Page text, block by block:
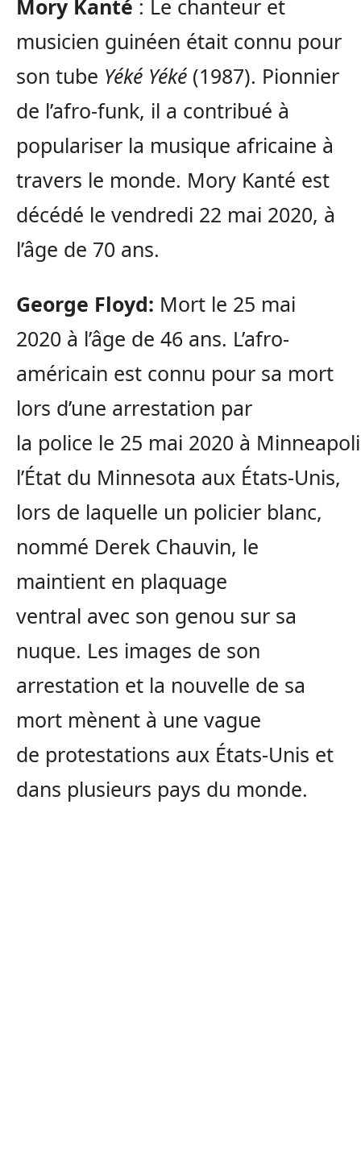
Mory Kanté : Le chanteur et
musicien guinéen était connu pour
son tube Yéké Yéké (1987). Pionnier
de l’afro-funk, il a contribué à
populariser la musique africaine à
travers le monde. Mory Kanté est
décédé le vendredi 22 mai 2020, à
l’âge de 70 ans.
George Floyd: Mort le 25 mai
2020 à l’âge de 46 ans. L’afro-
américain est connu pour sa mort
lors d’une arrestation par
la police le 25 mai 2020 à
l’État du Minnesota aux États-Unis,
lors de laquelle un policier blanc,
nommé Derek Chauvin, le
maintient en plaquage
ventral avec son genou sur sa
nuque. Les images de son
arrestation et la nouvelle de sa
mort mènent à une vague
de protestations aux États-Unis et
dans plusieurs pays du monde.